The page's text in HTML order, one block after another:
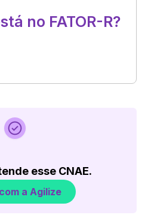
no FATOR-R?
esse CNAE.
a Agilize